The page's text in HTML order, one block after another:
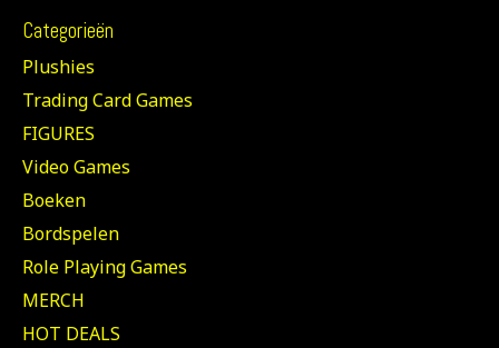
Categorieën
Plushies
Trading Card Games
FIGURES
Video Games
Boeken
Bordspelen
Role Playing Games
MERCH
HOT DEALS